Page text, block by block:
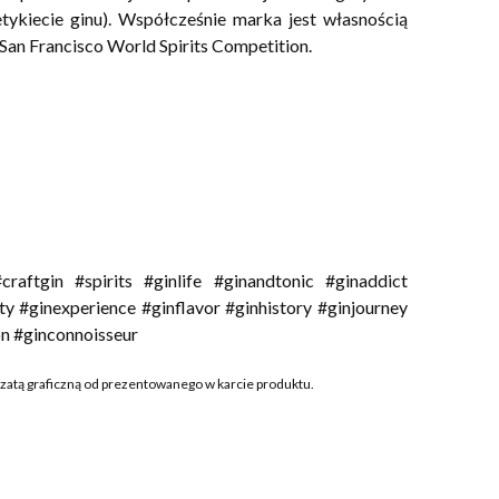
ginu). Współcześnie marka jest własnością
Francisco World Spirits Competition.
#spirits #ginlife #ginandtonic #ginaddict
#ginexperience #ginflavor #ginhistory #ginjourney
#ginconnoisseur
graficzną od prezentowanego w karcie produktu.